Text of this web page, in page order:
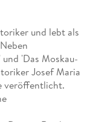
und lebt als
'Das Moskau-
Josef Maria
veröffentlicht.
Dritten Reich